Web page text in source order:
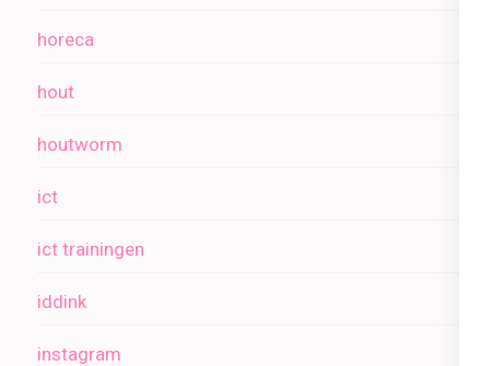
horeca
hout
houtworm
ict
ict trainingen
iddink
instagram